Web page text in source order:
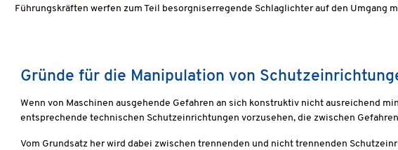
Führungskräften werfen zum Teil besorgniserregende Schlaglichter auf den Umgang
Gründe für die Manipulation von
Wenn von Maschinen ausgehende Gefahren an sich konstruktiv nicht ausreichend
entsprechende technischen Schutzeinrichtungen vorzusehen, die zwischen
Vom Grundsatz her wird dabei zwischen trennenden und nicht trennenden